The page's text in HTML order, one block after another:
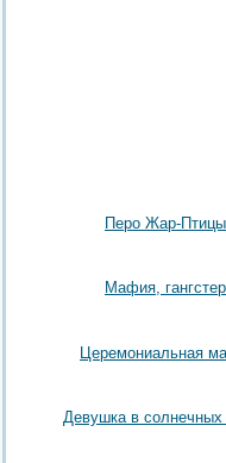
Перо Жар-Птицы
Мафия, гангстер
Церемониальная
Девушка в солнечных